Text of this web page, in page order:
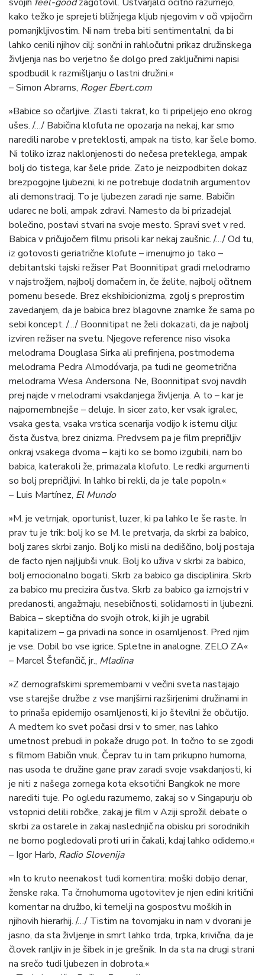
kako težko je sprejeti bližnjega kljub njegovim v oči vpijočim
pomanjkljivostim. Ni nam treba biti sentimentalni, da bi
lahko cenili njihov cilj: sončni in rahločutni prikaz družinskega
življenja nas bo verjetno še dolgo pred zaključnimi napisi
spodbudil k razmišljanju o lastni družini.«
– Simon Abrams, Roger Ebert.com
»Babice so očarljive. Zlasti takrat, ko ti pripeljejo eno okrog
ušes. /…/ Babičina klofuta ne opozarja na nekaj, kar smo
naredili narobe v preteklosti, ampak na tisto, kar šele bomo.
Ni toliko izraz naklonjenosti do nečesa preteklega, ampak
bolj do tistega, kar šele pride. Zato je neizpodbiten dokaz
brezpogojne ljubezni, ki ne potrebuje dodatnih argumentov
ali demonstracij. To je ljubezen zaradi nje same. Babičin
udarec ne boli, ampak zdravi. Namesto da bi prizadejal
bolečino, postavi stvari na svoje mesto. Spravi svet v red.
Babica v pričujočem filmu prisoli kar nekaj zaušnic. /…/ Od tu,
iz gotovosti geriatrične klofute – imenujmo jo tako –
debitantski tajski režiser Pat Boonnitipat gradi melodramo
v najstrožjem, najbolj domačem in, če želite, najbolj očitnem
pomenu besede. Brez ekshibicionizma, zgolj s preprostim
zavedanjem, da je babica brez blagovne znamke že sama po
sebi koncept. /…/ Boonnitipat ne želi dokazati, da je najbolj
izviren režiser na svetu. Njegove reference niso visoka
melodrama Douglasa Sirka ali prefinjena, postmoderna
melodrama Pedra Almodóvarja, pa tudi ne geometrična
melodrama Wesa Andersona. Ne, Boonnitipat svoj navdih
prej najde v melodrami vsakdanjega življenja. A to – kar je
najpomembnejše – deluje. In sicer zato, ker vsak igralec,
vsaka gesta, vsaka vrstica scenarija vodijo k istemu cilju:
čista čustva, brez cinizma. Predvsem pa je film prepričljiv
onkraj vsakega dvoma – kajti ko se bomo izgubili, nam bo
babica, katerakoli že, primazala klofuto. Le redki argumenti
so bolj prepričljivi. In lahko bi rekli, da je tale popoln.«
– Luis Martínez, El Mundo
»M. je vetrnjak, oportunist, luzer, ki pa lahko le še raste. In
prav tu je trik: bolj ko se M. le pretvarja, da skrbi za babico,
bolj zares skrbi zanjo. Bolj ko misli na dediščino, bolj postaja
de facto njen najljubši vnuk. Bolj ko uživa v skrbi za babico,
bolj emocionalno bogati. Skrb za babico ga disciplinira. Skrb
za babico mu precizira čustva. Skrb za babico ga izmojstri v
predanosti, angažmaju, nesebičnosti, solidarnosti in ljubezni.
Babica – skeptična do svojih otrok, ki jih je ugrabil
kapitalizem – ga privadi na sonce in osamljenost. Pred njim
je vse. Dobil bo vse igrice. Spletne in analogne. ZELO ZA«
– Marcel Štefančič, jr., Mladina
»Z demografskimi spremembami v večini sveta nastajajo
vse starejše družbe z vse manjšimi razširjenimi družinami in
to prinaša epidemijo osamljenosti, ki jo številni že občutijo.
A medtem ko svet počasi drsi v to smer, nas lahko
umetnost prebudi in pokaže drugo pot. In točno to se zgodi
s filmom Babičin vnuk. Čeprav tu in tam prikupno humorna,
nas usoda te družine gane prav zaradi svoje vsakdanjosti, ki
je niti z našega zornega kota eksotični Bangkok ne more
narediti tuje. Po ogledu razumemo, zakaj so v Singapurju ob
vstopnici delili robčke, zakaj je film v Aziji sprožil debate o
skrbi za ostarele in zakaj naslednjič na obisku pri sorodnikih
ne bomo pogledovali proti uri in čakali, kdaj lahko odidemo.«
– Igor Harb, Radio Slovenija
»In to kruto neenakost tudi komentira: moški dobijo denar,
ženske raka. Ta črnohumoma ugotovitev je njen edini kritični
komentar na družbo, ki temelji na gospostvu moških in
njihovih hierarhij. /…/ Tistim na tovornjaku in nam v dvorani je
jasno, da sta življenje in smrt lahko trda, trpka, krivična, da je
človek ranljiv in je šibek in je grešnik. In da sta na drugi strani
na srečo tudi ljubezen in dobrota.«